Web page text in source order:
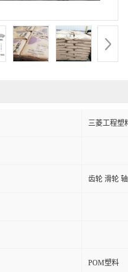
三菱工程塑
齿轮 滑轮
POM塑料